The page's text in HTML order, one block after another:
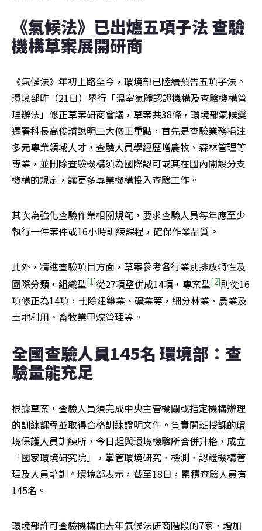
《氣候法》已出爐五項子法 查驗
機構草案展開研商
《氣候法》年初上路至今，環境部已陸續預告五項子法。
環境部昨（21日）舉行「溫室氣體認證機構及查驗機構管
理辦法」修正草案研商會議，草案共38條，環境部氣候變
遷署科長高俊璿說明三大修正重點，首先是查驗業務挹注
多元專業領域人才，查驗人員學經歷增農牧、森林管理等
專業，並刪除查驗機構須為國際認可或其在國內開設分支
機構的規定，讓更多專業機構投入查驗工作。
其次為強化查驗作業相關規範，要求查驗人員每年應至少
執行一件案件或16小時訓練課程，確保作業品質。
此外，精進查驗項目方面，草案參考各行業別排放特性及
國際分類，組織型[1]從27項整併成14項，專案型[2]則從16
項修正為14項，刪除建築業、礦業等，細分林業、農業及
土地利用、畜牧業甲烷管理等。
全國查驗人員145名 環境部：查
驗量能充足
根據草案，查驗人員須完成中央主管機關或指定機構辦理
的訓練課程並取得合格訓練證明文件。負責開班授課的環
境保護人員訓練所，今日起與環境檢驗所合併升格，成立
「國家環境研究院」，掌管環境研究、檢測、認證機構管
理及人員培訓。環境部表示，截至18日，累積查驗人員有
145名。
環境部許可查驗機構由去年氣候法研商階段的7家，增加